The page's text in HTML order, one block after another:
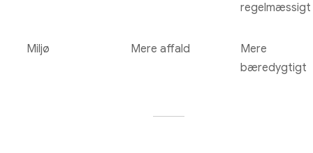
regelmæssigt
Miljø Mere affald
Mere
bæredygtigt